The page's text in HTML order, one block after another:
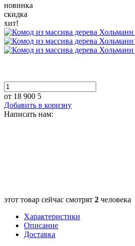
новинка
скидка
хит!
от 18 900 5
Добавить в коризну
Написать нам:
этот товар сейчас смотрят 2 человека
Характеристики
Описание
Доставка